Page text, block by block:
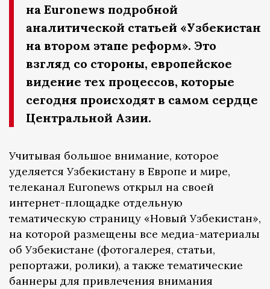
на Euronews подробной
аналитической статьей «Узбекистан
на втором этапе реформ». Это
взгляд со стороны, европейское
видение тех процессов, которые
сегодня происходят в самом сердце
Центральной Азии.
Учитывая большое внимание, которое
уделяется Узбекистану в Европе и мире,
телеканал Euronews открыл на своей
интернет-площадке отдельную
тематическую страницу «Новый Узбекистан»,
на которой размещены все медиа-материалы
об Узбекистане (фотогалерея, статьи,
репортажи, ролики), а также тематические
баннеры для привлечения внимания